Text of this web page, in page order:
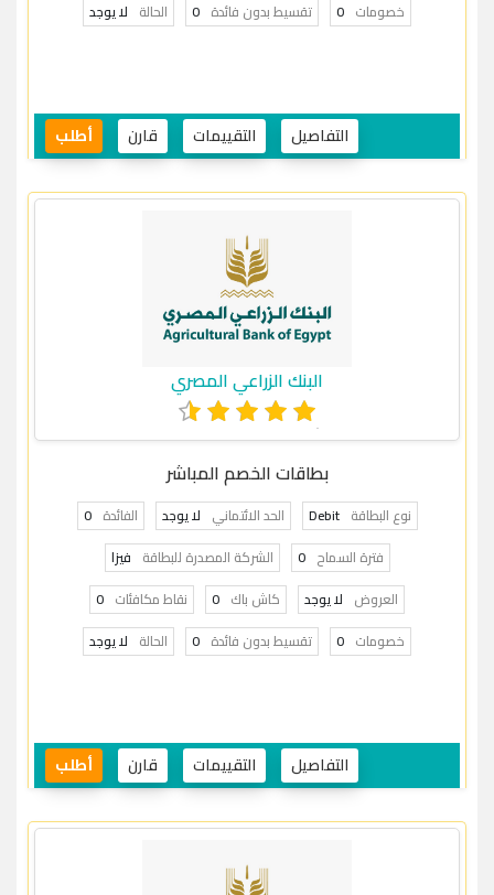
خصومات 0 تقسيط بدون فائدة 0 الحالة لا يوجد
التفاصيل التقييمات قارن أطلب
البنك الزراعي المصري
بطاقات الخصم المباشر
نوع البطاقة Debit الحد الائتماني لا يوجد الفائدة 0
فترة السماح 0 الشركة المصدرة للبطاقة فيزا
العروض لا يوجد كاش باك 0 نقاط مكافئات 0
خصومات 0 تقسيط بدون فائدة 0 الحالة لا يوجد
التفاصيل التقييمات قارن أطلب